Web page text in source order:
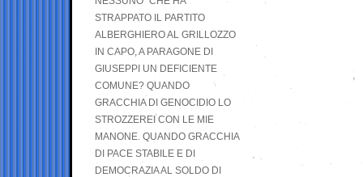
STRAPPATO IL PARTITO
ALBERGHIERO AL GRILLOZZO
IN CAPO, A PARAGONE DI
GIUSEPPI UN DEFICIENTE
COMUNE? QUANDO
GRACCHIA DI GENOCIDIO LO
STROZZEREI CON LE MIE
MANONE. QUANDO GRACCHIA
DI PACE STABILE E DI
DEMOCRAZIA AL SOLDO DI